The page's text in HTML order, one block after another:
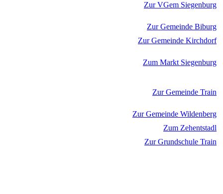
Zur VGem Siegenburg
Zur Gemeinde Biburg
Zur Gemeinde Kirchdorf
Zum Markt Siegenburg
Zur Gemeinde Train
Zur Gemeinde Wildenberg
Zum Zehentstadl
Zur Grundschule Train